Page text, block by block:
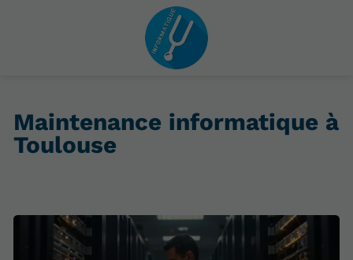
Maintenance informatique à
Toulouse